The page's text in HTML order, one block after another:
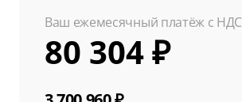
Ваш ежемесячный платёж с НДС
80 304 ₽